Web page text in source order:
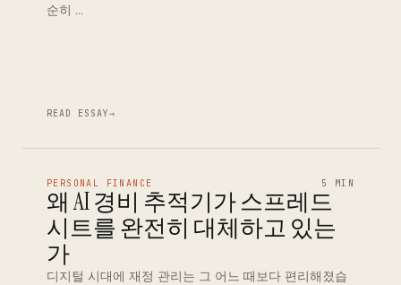
순히 …
READ ESSAY→
PERSONAL FINANCE 5 MIN
왜 AI 경비 추적기가 스프레드
시트를 완전히 대체하고 있는
가
디지털 시대에 재정 관리는 그 어느 때보다 편리해졌습